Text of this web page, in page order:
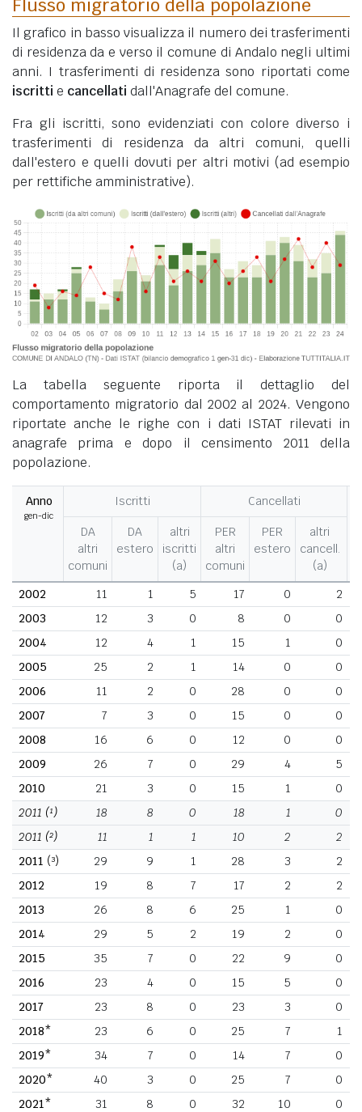
Flusso migratorio della popolazione
Il grafico in basso visualizza il numero dei trasferimenti
di residenza da e verso il comune di Andalo negli ultimi
anni. I trasferimenti di residenza sono riportati come
iscritti e cancellati dall'Anagrafe del comune.
Fra gli iscritti, sono evidenziati con colore diverso i
trasferimenti di residenza da altri comuni, quelli
dall'estero e quelli dovuti per altri motivi (ad esempio
per rettifiche amministrative).
La tabella seguente riporta il dettaglio del
comportamento migratorio dal 2002 al 2024. Vengono
riportate anche le righe con i dati ISTAT rilevati in
anagrafe prima e dopo il censimento 2011 della
popolazione.
Anno
gen-dic
Iscritti
Cancellati
DA
altri
comuni
DA
estero
altri
iscritti
(a)
PER
altri
comuni
PER
estero
altri
cancell.
(a)
2002
11 1 5 17 0
2
2003
12 3 0 8 0
0
2004
12 4 1 15 1
0
2005
25 2 1 14 0
0
2006
11 2 0 28 0
0
2007
7 3 0 15 0
0
2008
16 6 0 12 0
0
2009
26 7 0 29 4
5
2010
21 3 0 15 1
0
2011 (¹) 18 8 0 18 1
0
2011 (²) 11 1 1 10 2
2
2011 (³) 29 9 1 28 3
2
2012
19 8 7 17 2
2
2013
26 8 6 25 1
0
2014
29 5 2 19 2
0
2015
35 7 0 22 9
0
2016
23 4 0 15 5
0
2017
23 8 0 23 3
0
2018*
23 6 0 25 7
1
2019*
34 7 0 14 7
0
2020*
40 3 0 25 7
0
2021*
31 8 0 32 10
0